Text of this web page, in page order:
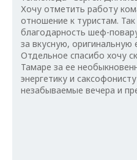
Хочу отметить работу
отношение к туристам.
благодарность шеф-
за вкусную,
Отдельное спасибо хочу
Тамаре за ее
энергетику и
незабываемые вечера и